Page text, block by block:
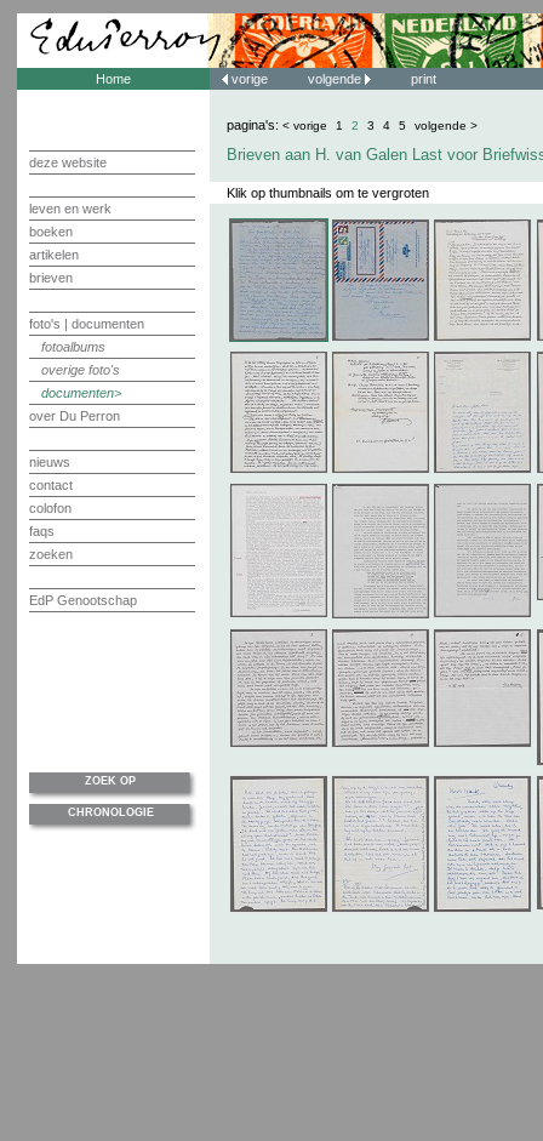
Home
deze website
leven en werk
boeken
artikelen
brieven
foto's | documenten
fotoalbums
overige foto's
documenten
over Du Perron
nieuws
contact
colofon
faqs
zoeken
EdP Genootschap
vorige volgende print
pagina's: < vorige 1 2 3 4 5 volgende >
Brieven aan H. van Galen Last voor
Klik op thumbnails om te vergroten
ZOEK OP
CHRONOLOGIE